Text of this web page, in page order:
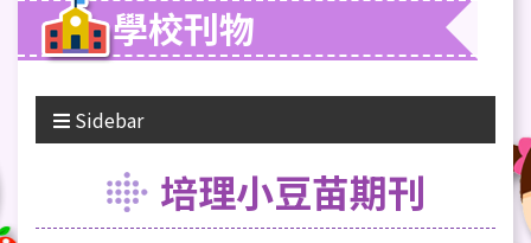
學校刊物
Sidebar
培理小豆苗期刊